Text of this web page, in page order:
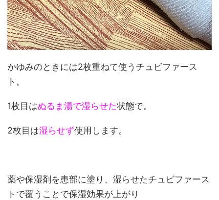
かゆみのときには2枚重ねて使うチュビファース
ト。
1枚目はぬるま湯で湿らせた状態で。
2枚目は湿らせず使用します。
薬や保湿剤を患部に塗り、湿らせたチュビファース
トで覆うことで保湿効果が上がり